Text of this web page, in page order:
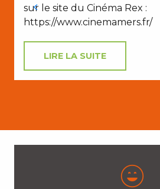
sur le site du Cinéma Rex :
https://www.cinemamers.fr/
LIRE LA SUITE